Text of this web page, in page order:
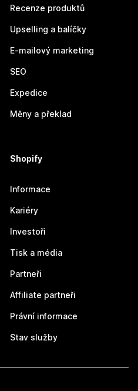
Recenze produktů
Upselling a balíčky
E-mailový marketing
SEO
Expedice
Měny a překlad
Shopify
Informace
Kariéry
Investoři
Tisk a média
Partneři
Affiliate partneři
Právní informace
Stav služby